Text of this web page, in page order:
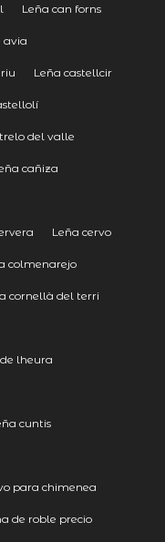
Leña can forns
avia
Leña castellcir
del valle
cañiza
Leña cervo
colmenarejo
cornellà del terri
lheura
cuntis
para chimenea
de roble precio